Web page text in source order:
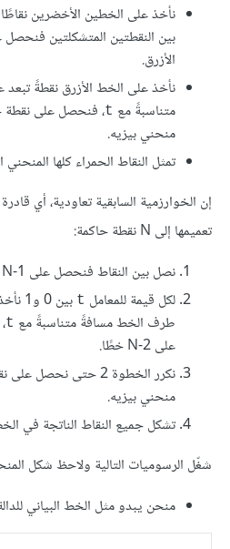
نأخذ على الخطين الأخضرين
بين النقطتين المتشكلتين
الأزرق.
نأخذ على الخط الأزرق نقطةً
متناسبةً مع t، فنحصل على نقطة
منحني بيزيه.
تمثل النقاط الحمراء كلها المنحني
إن الخوارزمية السابقية تعاودية، أي
تعميمها إلى N نقطة حاكمة:
نصل بين النقاط فنحصل على N-1 خطًا.
لكل قيمة للمعامل t
بين
طرف الخط مسافةً متناسبةً مع t
على N-2 خطًا.
نكرر الخطوة 2 حتى
منحني بيزيه.
تشكل جميع النقاط الناتجة في الخطوة 3 منحني
شغّل الرسوميات التالية ولاحظ شكل
منحن يبدو مثل الخط البياني